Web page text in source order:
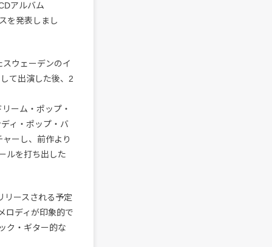
アルバム
を発表しまし
ウェーデンのイ
て出演した後、2
ーム・ポップ・
ィ・ポップ・バ
ーし、前作より
ルを打ち出した
リースされる予定
ロディが印象的で
ク・ギター的な